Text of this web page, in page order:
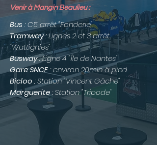
Venir à Mangin Beaulieu :
Bus : C5 arrêt "Fonderie"
Tramway: Lignes 2 et 3 arrêt
"Wattignies"
Busway: Ligne 4 "Île de Nantes"
Gare SNCF: environ 20min à pied
Bicloo : Station "Vincent Gâche"
Marguerite: Station "Tripode"